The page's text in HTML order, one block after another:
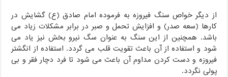
از دیگر خواص سنگ فیروزه به فرموده امام صادق (ع) گشایش در
کارها (سعه صدر) و افزایش تحمل و صبر در برابر مشکلات زیاد می
باشد. همچنین از این سنگ به عنوان سگ نیرو بخش نیز یاد می
شود و استفاده از آن باعث تقویت قلب می گردد. استفاده از انگشتر
فیروزه و دست کردن مداوم آن باعث می شود تا فرد دچار فقر و بی
پولی نگردد.